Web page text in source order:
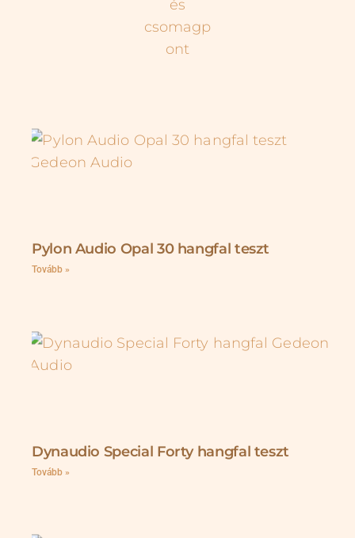
Pylon Audio Opal 30 hangfal teszt
Tovább »
Dynaudio Special Forty hangfal teszt
Tovább »